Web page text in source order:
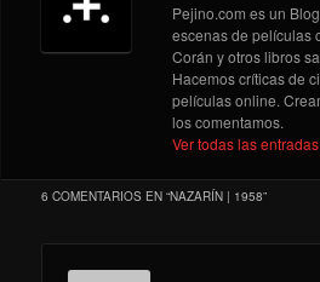
Pejino.com es un
escenas de películas
Corán y otros libros
Hacemos críticas de
películas online.
los comentamos.
Ver todas las
6 COMENTARIOS EN “NAZARÍN | 1958”